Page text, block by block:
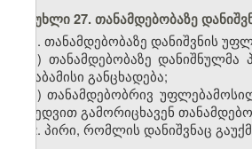
მუხლი 27. თანამდებობაზე
1. თანამდებობაზე დანიშვნის
ა) თანამდებობაზე
შესაბამისი განცხადება;
ბ) თანამდებობრივ
მიხედვით გამორიცხავენ
2. პირი, რომლის დანიშვნაც